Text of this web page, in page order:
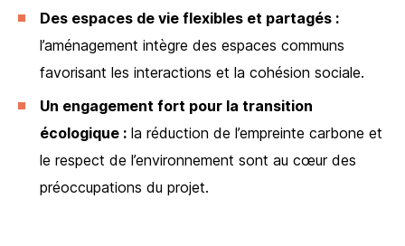
Des espaces de vie flexibles et partagés :
l’aménagement intègre des espaces communs
favorisant les interactions et la cohésion sociale.
Un engagement fort pour la transition
écologique : la réduction de l’empreinte carbone et
le respect de l’environnement sont au cœur des
préoccupations du projet.